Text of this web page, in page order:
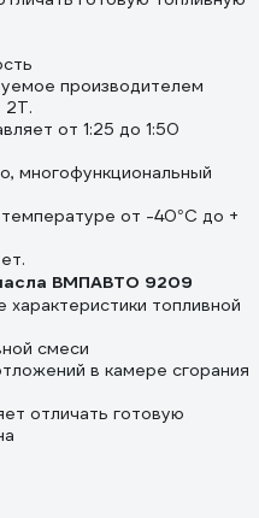
производителем
2Т.
от 1:25 до 1:50
многофункциональный
от -40°С до +
ВМПАВТО 9209
топливной
смеси
в камере сгорания
отличать готовую